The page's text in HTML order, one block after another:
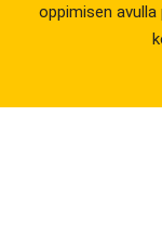
oppimisen